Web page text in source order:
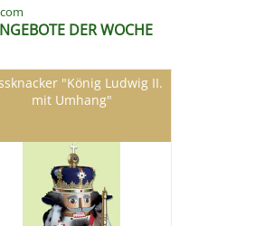
DER WOCHE
"König Ludwig II.
mit Umhang"